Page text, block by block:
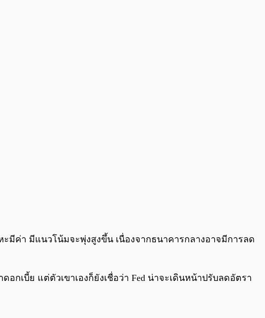
0:00
ะมีค่า มีแนวโน้มจะพุ่งสูงขึ้น เนื่องจากธนาคารกลางอาจมีการลด
กเบี้ย แต่ตัวเขาเองก็ยังเชื่อว่า Fed น่าจะเดินหน้าปรับลดอัตรา